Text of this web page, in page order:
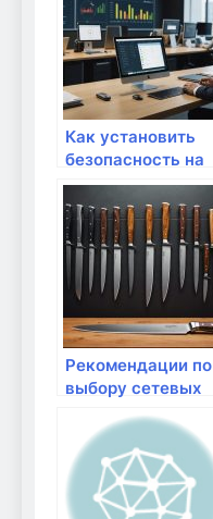
Как установить
безопасность на
роутере: базовые
требования
Рекомендации по
выбору сетевых